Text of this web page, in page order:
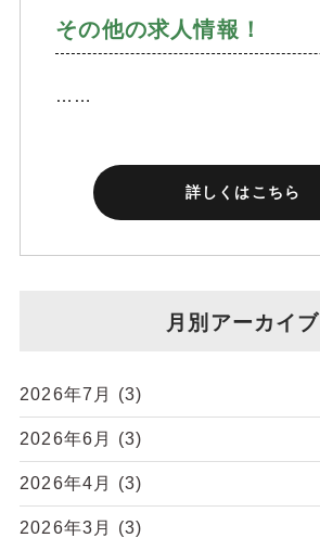
その他の求人情報！
……
詳しくはこちら
月別アーカイブ
2026年7月 (3)
2026年6月 (3)
2026年4月 (3)
2026年3月 (3)